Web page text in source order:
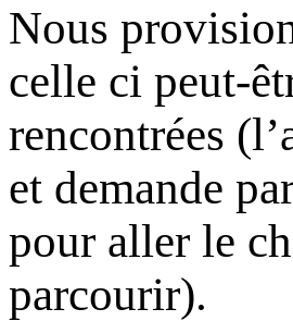
Nous
celle ci peut-
rencontrées
et demande
pour aller le
parcourir).